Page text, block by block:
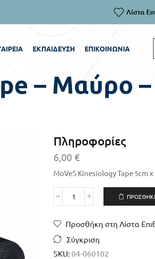
στο 6970400460 Λίστα
ΕΚΠΑΊΔΕΥΣΗ ΕΠΙΚΟΙΝΩΝΊΑ
– Μαύρο
Πληροφορίες
6,00 €
MoVeS Kinesiology Tape 5cm
Προσθήκη στη Λίστα
Σύγκριση
SKU: 04-060102